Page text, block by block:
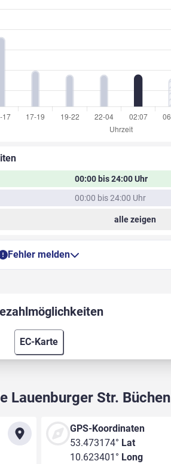
00:00 bis 24:00 Uhr
00:00 bis 24:00 Uhr
alle zeigen
Fehler melden
EC-Karte
Lauenburger Str. Büchen
GPS-Koordinaten
53.473174° Lat
10.623401° Long